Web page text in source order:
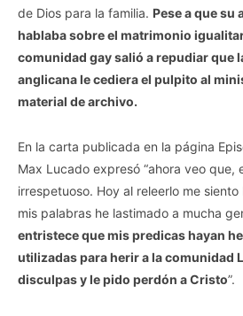
de Dios para la familia. Pese a que su
hablaba sobre el matrimonio
comunidad gay salió a repudiar que
anglicana le cediera el pulpito al
material de archivo.
En la carta publicada en la página
Max Lucado expresó “ahora veo que,
irrespetuoso. Hoy al releerlo me
mis palabras he lastimado a mucha
entristece que mis predicas hayan
utilizadas para herir a la comunidad
disculpas y le pido perdón a Cristo”.